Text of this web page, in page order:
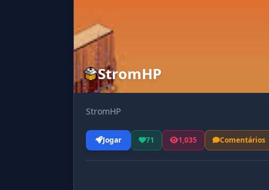
StromHP
StromHP
Jogar 71 1,035 Comentários